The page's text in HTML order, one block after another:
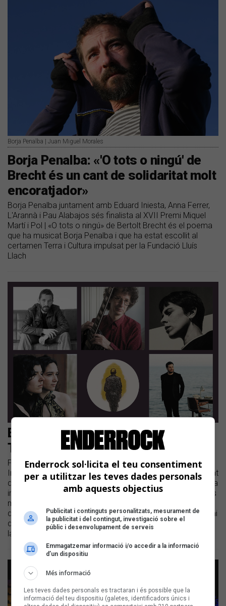
Borja Penalba | Juan Miguel Morales
Borja Penalba: «'O tots o ningú' de
Brecht és un cant de solidaritat molt
encoratjador»
Borja Penalba juntament amb Eduard Iniesta, Anna Ferrer,
L'Arannà i Pau Alabajos sés finalista al XVII Premi Miquel
Martí i Pol | «O tots o ningú» de Bertolt Brecht és el poema
que ha musicat Borja Penalba i que ha estat escollit al
certamen Terra i Cultura impulsat per la Fundació Lluís
Llach
Els cinc finalistes del Certamen
Terra i Cultura 2024
Pau Alabajos, L'Arannà, Anna Ferrer & Jolly Damper, Eduard
Iniesta i Borja Penalba són els cinc finalistes elegits pel jurat
del XVII Premi Miquel Martí i Pol | El Certamen Terra i Cultura
impulsat per la Fundació Lluís Llach reconeix cada any els
millors poemes musicats en llengua catalana | El guardó,
dotat amb un primer premi de 3.000 euros i un segon premi
de 1.000 euros es farà públic dimecres 13 de novembre a
la Casa Golferichs de Barcelona
Enderrock sol·licita el teu consentiment
per a utilitzar les teves dades personals
amb aquests objectius
Publicitat i continguts personalitzats, mesurament de
la publicitat i del contingut, investigació sobre el
públic i desenvolupament de serveis
Emmagatzemar informació i/o accedir a la informació
d’un dispositiu
Més informació
Les teves dades personals es tractaran i és possible que la
informació del teu dispositiu (galetes, identificadors únics i